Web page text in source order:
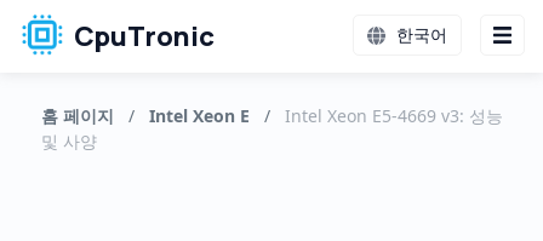
CpuTronic 한국어
홈 페이지 / Intel Xeon E /
Intel Xeon E5-4669 v3: 성능
및 사양